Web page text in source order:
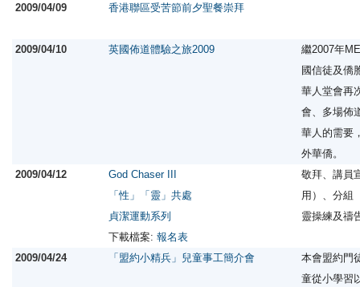
2009/04/09
香港聯區受苦節前夕聖餐崇拜
2009/04/10 英國佈道體驗之旅2009
繼2007年
國信徒及僑
華人堂會再
會、多場佈
華人的需要
外華僑。
2009/04/12
God Chaser III
「性」「靈」共處
貞潔運動系列
下載檔案: 報名表
敬拜、講員
用）、分組
靈操練及禱
2009/04/24 「盟約小精兵」兒童事工簡介會
本會盟約門
童從小學習